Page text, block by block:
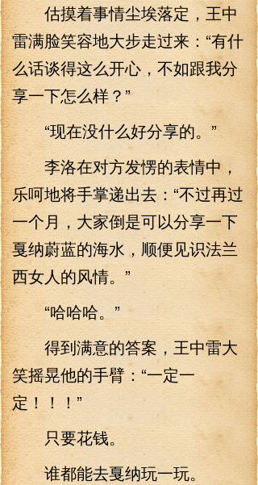
估摸着事情尘埃落定，王中
雷满脸笑容地大步走过来：“有什
么话谈得这么开心，不如跟我分
享一下怎么样？”
“现在没什么好分享的。”
李洛在对方发愣的表情中，
乐呵地将手掌递出去：“不过再过
一个月，大家倒是可以分享一下
戛纳蔚蓝的海水，顺便见识法兰
西女人的风情。”
“哈哈哈。”
得到满意的答案，王中雷大
笑摇晃他的手臂：“一定一
定！！！”
只要花钱。
谁都能去戛纳玩一玩。